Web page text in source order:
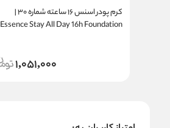
کرم پودر اسنس ۱۶ ساعته شماره ۳۰ |
Essence Stay All Day 16h Foundation
1,051,000